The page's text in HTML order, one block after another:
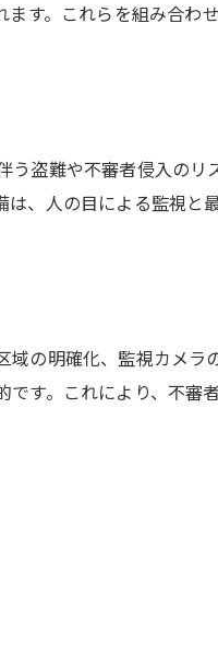
貢献する理由
がいについて
心と充実感
信頼性を解説
社会貢献性
す。これらを組み合わ
盗難や不審者侵入の
、人の目による監視と
の明確化、監視カメラ
す。これにより、不審